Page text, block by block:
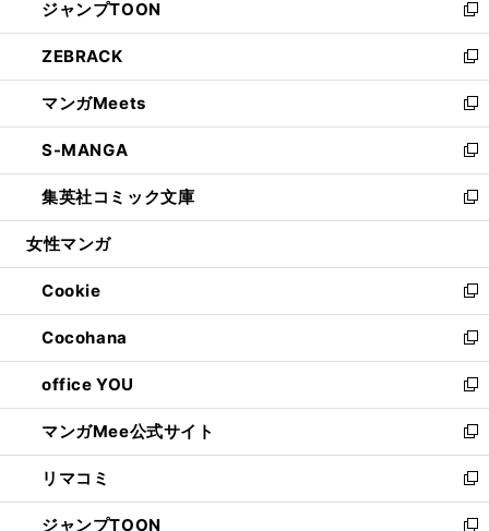
く
で
開
く
ド
ウ
で
開
く
ィ
ン
ド
ウ
で
開
く
い
ウ
ィ
ン
ド
ウ
で
開
く
ジャンプTOON
新
し
い
ウ
ィ
ン
ド
ウ
で
開
ZEBRACK
新
し
い
ウ
ィ
ン
ド
ウ
開
く
マンガMeets
新
し
い
ウ
ィ
ン
ウ
で
開
く
S-MANGA
新
し
い
ウ
ン
ド
ウ
で
開
く
集英社コミック文庫
新
し
ウ
ィ
ン
ド
ウ
で
開
く
女性マンガ
Cookie
新
し
い
ウ
ィ
ン
ド
ウ
で
開
く
Cocohana
新
し
い
ウ
ィ
ン
ド
ウ
で
office YOU
新
し
い
ウ
ィ
ン
ド
マンガMee公式サイト
新
し
い
ウ
リマコミ
新
し
ジャンプTOON